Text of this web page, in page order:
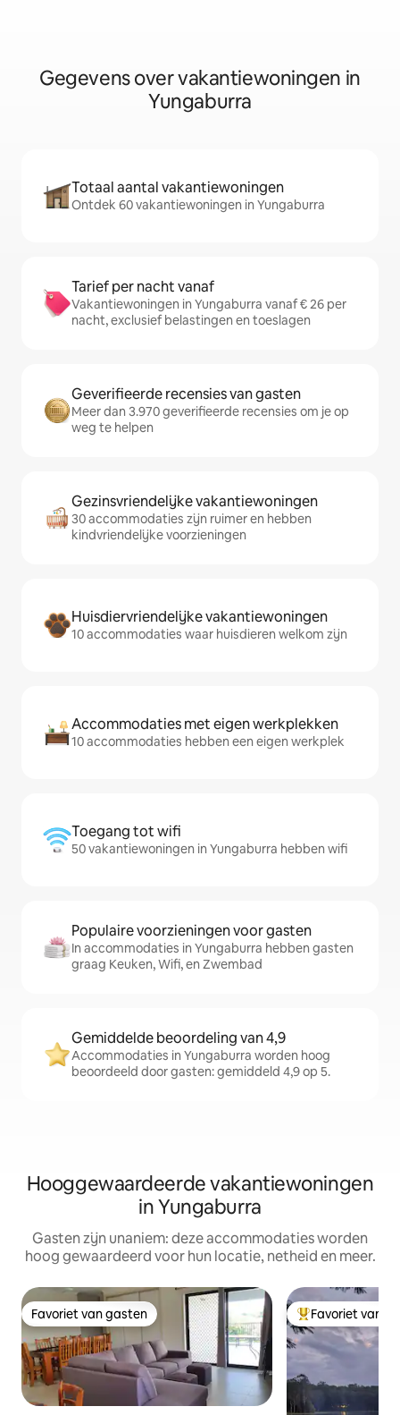
Gegevens over vakantiewoningen in
Yungaburra
Totaal aantal vakantiewoningen
Ontdek 60 vakantiewoningen in Yungaburra
Tarief per nacht vanaf
Vakantiewoningen in Yungaburra vanaf € 26 per
nacht, exclusief belastingen en toeslagen
Geverifieerde recensies van gasten
Meer dan 3.970 geverifieerde recensies om je op
weg te helpen
Gezinsvriendelijke vakantiewoningen
30 accommodaties zijn ruimer en hebben
kindvriendelijke voorzieningen
Huisdiervriendelijke vakantiewoningen
10 accommodaties waar huisdieren welkom zijn
Accommodaties met eigen werkplekken
10 accommodaties hebben een eigen werkplek
Toegang tot wifi
50 vakantiewoningen in Yungaburra hebben wifi
Populaire voorzieningen voor gasten
In accommodaties in Yungaburra hebben gasten
graag Keuken, Wifi, en Zwembad
Gemiddelde beoordeling van 4,9
Accommodaties in Yungaburra worden hoog
beoordeeld door gasten: gemiddeld 4,9 op 5.
Hooggewaardeerde vakantiewoningen
in Yungaburra
Gasten zijn unaniem: deze accommodaties worden
hoog gewaardeerd voor hun locatie, netheid en meer.
Favoriet van gasten
Favoriet van gasten Topfavoriet van
Favoriet van